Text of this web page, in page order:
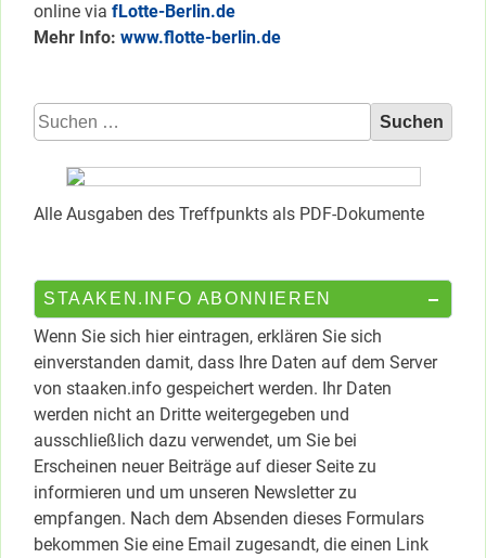
online via fLotte-Berlin.de
Mehr Info: www.flotte-berlin.de
Suchen
nach:
Alle Ausgaben des Treffpunkts als PDF-Dokumente
STAAKEN.INFO ABONNIEREN
Wenn Sie sich hier eintragen, erklären Sie sich
einverstanden damit, dass Ihre Daten auf dem Server
von staaken.info gespeichert werden. Ihr Daten
werden nicht an Dritte weitergegeben und
ausschließlich dazu verwendet, um Sie bei
Erscheinen neuer Beiträge auf dieser Seite zu
informieren und um unseren Newsletter zu
empfangen. Nach dem Absenden dieses Formulars
bekommen Sie eine Email zugesandt, die einen Link